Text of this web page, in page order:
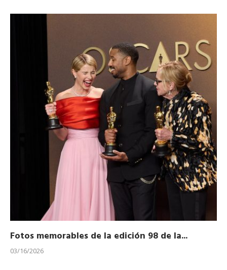
Fotos memorables de la edición 98 de la...
03/16/2026